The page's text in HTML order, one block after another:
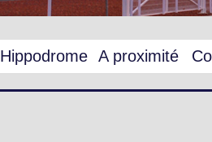
Hippodrome A proximité